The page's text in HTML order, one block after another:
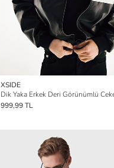
XSIDE
Dik Yaka Erkek Deri Görünümlü
999,99 TL